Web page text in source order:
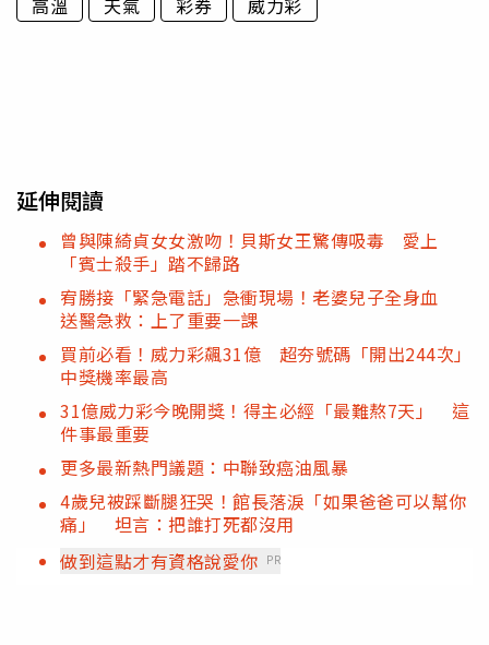
延伸閱讀
曾與陳綺貞女女激吻！貝斯女王驚傳吸毒 愛上
「賓士殺手」踏不歸路
宥勝接「緊急電話」急衝現場！老婆兒子全身血
送醫急救：上了重要一課
買前必看！威力彩飆31億 超夯號碼「開出244次」
中獎機率最高
31億威力彩今晚開獎！得主必經「最難熬7天」 這
件事最重要
更多最新熱門議題：中聯致癌油風暴
4歲兒被踩斷腿狂哭！館長落淚「如果爸爸可以幫你
痛」 坦言：把誰打死都沒用
做到這點才有資格說愛你 PR